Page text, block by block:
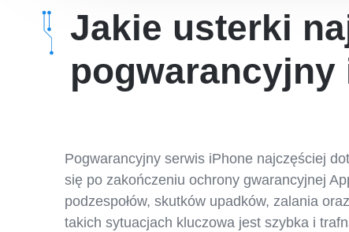
Jakie usterki
pogwarancyjny
Pogwarancyjny serwis iPhone najczęściej
się po zakończeniu ochrony gwarancyjnej
podzespołów, skutków upadków, zalania
takich sytuacjach kluczowa jest szybka i